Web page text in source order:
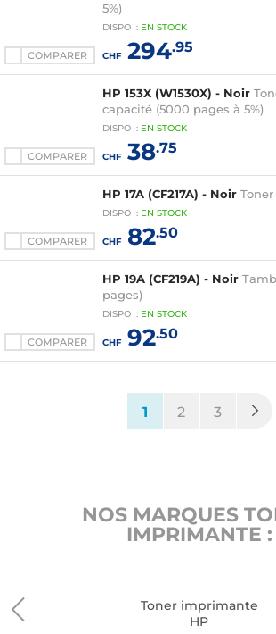
COMPARER
5%)
DISPO : EN STOCK
CHF294.95
COMPARER
HP 153X (W1530X) - Noir
capacité (5000 pages à 5%)
DISPO : EN STOCK
CHF38.75
COMPARER
HP 17A (CF217A) - Noir
DISPO : EN STOCK
CHF82.50
COMPARER
HP 19A (CF219A) - Noir
pages)
DISPO : EN STOCK
CHF92.50
1(current)
2 3
NOS MARQUES
IMPRIMANTE :
Toner imprimante
HP